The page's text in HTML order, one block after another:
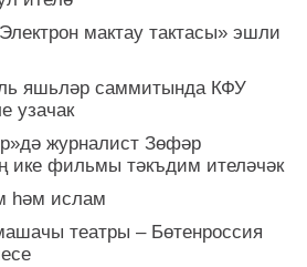
мактау тактасы» эшли
яшьләр саммитында КФУ
узачак
журналист Зөфәр
ике фильмы тәкъдим ителәчәк
һәм ислам
театры – Бөтенроссия